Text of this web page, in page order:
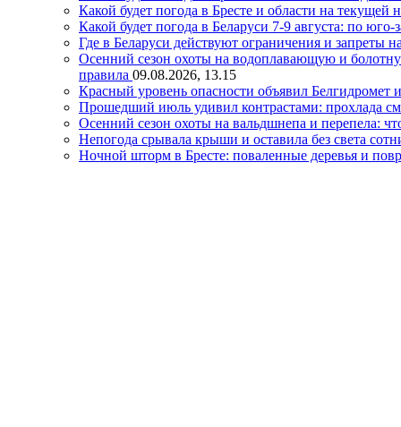
Какой будет погода в Бресте и области на текущей
Какой будет погода в Беларуси 7-9 августа: по юго-
Где в Беларуси действуют ограничения и запреты
Осенний сезон охоты на водоплавающую и
правила 09.08.2026, 13.15
Красный уровень опасности объявил Белгидромет
Прошедший июль удивил контрастами: прохлада
Осенний сезон охоты на вальдшнепа и перепела:
Непогода срывала крыши и оставила без света
Ночной шторм в Бресте: поваленные деревья и